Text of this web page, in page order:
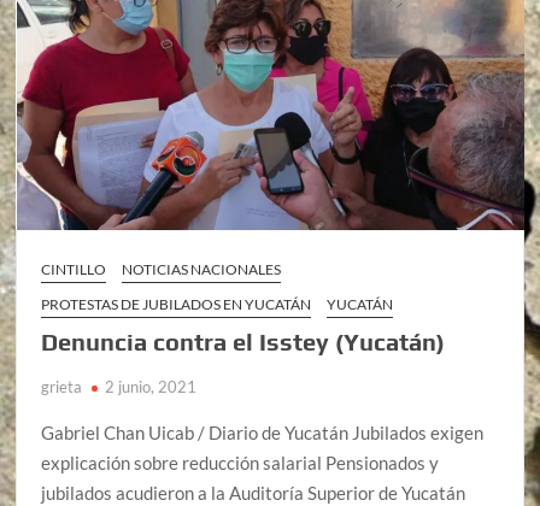
CINTILLO
NOTICIAS NACIONALES
PROTESTAS DE JUBILADOS EN YUCATÁN
YUCATÁN
Denuncia contra el Isstey (Yucatán)
grieta 2 junio, 2021
Gabriel Chan Uicab / Diario de Yucatán Jubilados exigen
explicación sobre reducción salarial Pensionados y
jubilados acudieron a la Auditoría Superior de Yucatán